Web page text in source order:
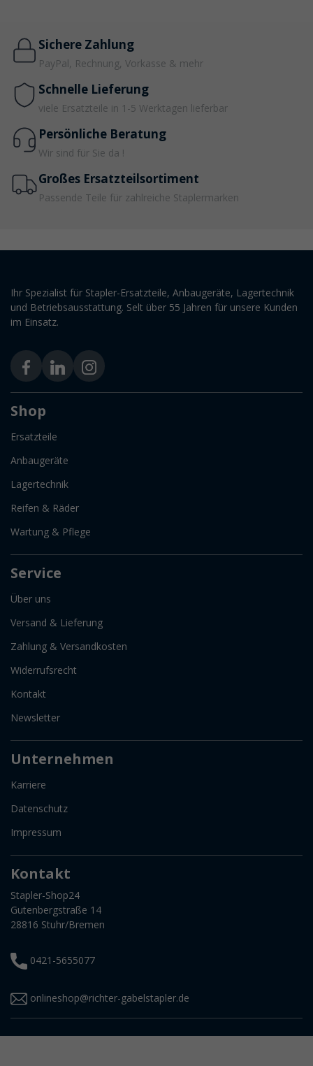
Sichere Zahlung
PayPal, Rechnung, Vorkasse & mehr
Schnelle Lieferung
viele Ersatzteile in 1-5 Werktagen lieferbar
Persönliche Beratung
Wir sind für Sie da !
Großes Ersatzteilsortiment
Passende Teile für zahlreiche Staplermarken
Ihr Spezialist für Stapler-Ersatzteile, Anbaugeräte, Lagertechnik
und Betriebsausstattung. Selt über 55 Jahren für unsere Kunden
im Einsatz.
Shop
Ersatzteile
Anbaugeräte
Lagertechnik
Reifen & Räder
Wartung & Pflege
Service
Über uns
Versand & Lieferung
Zahlung & Versandkosten
Widerrufsrecht
Kontakt
Newsletter
Unternehmen
Karriere
Datenschutz
Impressum
Kontakt
Stapler-Shop24
Gutenbergstraße 14
28816 Stuhr/Bremen
0421-5655077
onlineshop@richter-gabelstapler.de